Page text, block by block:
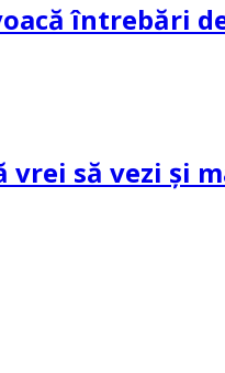
întrebări
să vezi și